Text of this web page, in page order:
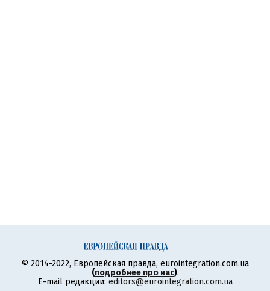
© 2014-2022, Европейская правда, eurointegration.com.ua
(подробнее про нас).
E-mail редакции: editors@eurointegration.com.ua